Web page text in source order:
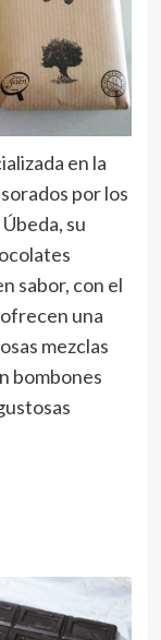
en la
por los
su
sabor, con el
una
mezclas
bombones